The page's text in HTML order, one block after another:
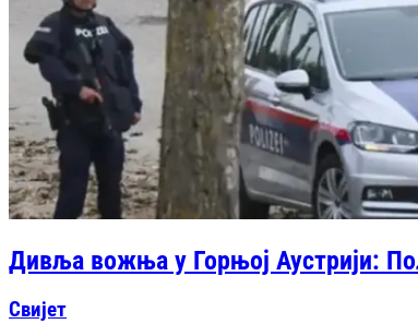
Дивља вожња у Горњој Аустрији:
Свијет